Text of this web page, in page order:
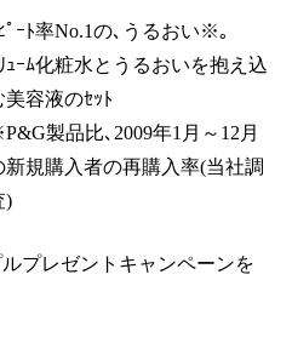
ﾟｰﾄ率No.1の､うるおい※｡
ｭｰﾑ化粧水とうるおいを抱え込
美容液のｾｯﾄ
製品比､2009年1月～12月
新規購入者の再購入率(当社調
)
プレゼントキャンペーンを